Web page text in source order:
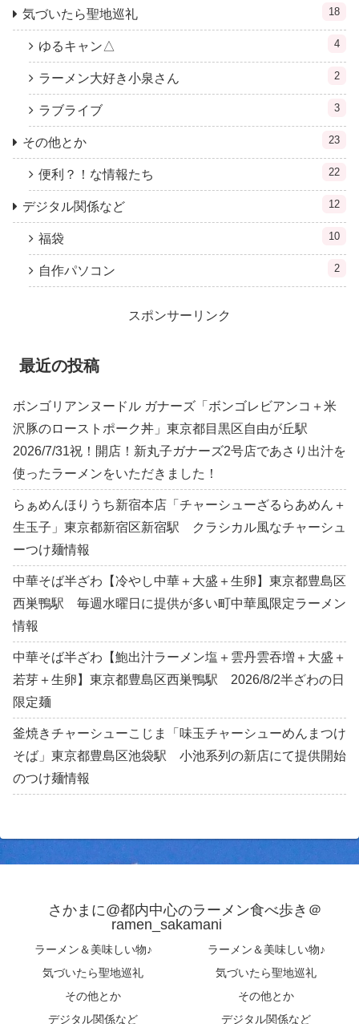
気づいたら聖地巡礼 18
ゆるキャン△ 4
ラーメン大好き小泉さん 2
ラブライブ 3
その他とか 23
便利？！な情報たち 22
デジタル関係など 12
福袋 10
自作パソコン 2
スポンサーリンク
最近の投稿
ボンゴリアンヌードル ガナーズ「ボンゴレビアンコ＋米
沢豚のローストポーク丼」東京都目黒区自由が丘駅
2026/7/31祝！開店！新丸子ガナーズ2号店であさり出汁を
使ったラーメンをいただきました！
らぁめんほりうち新宿本店「チャーシューざるらあめん＋
生玉子」東京都新宿区新宿駅 クラシカル風なチャーシュ
ーつけ麺情報
中華そば半ざわ【冷やし中華＋大盛＋生卵】東京都豊島区
西巣鴨駅 毎週水曜日に提供が多い町中華風限定ラーメン
情報
中華そば半ざわ【鮑出汁ラーメン塩＋雲丹雲吞増＋大盛＋
若芽＋生卵】東京都豊島区西巣鴨駅 2026/8/2半ざわの日
限定麺
釜焼きチャーシューこじま「味玉チャーシューめんまつけ
そば」東京都豊島区池袋駅 小池系列の新店にて提供開始
のつけ麺情報
さかまに@都内中心のラーメン食べ歩き＠
ramen_sakamani
ラーメン＆美味しい物♪
ラーメン＆美味しい物♪
気づいたら聖地巡礼
気づいたら聖地巡礼
その他とか
その他とか
デジタル関係など
デジタル関係など